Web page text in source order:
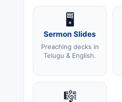
🖥️
Sermon Slides
Preaching decks in
Telugu & English.
🎼